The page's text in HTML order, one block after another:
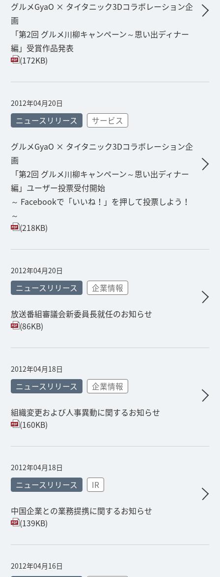
グルメGyaO × タイタニック3Dコラボレーション企
画
「第2回 グルメ川柳キャンペーン～思い出ディナー
編」受賞作品発表
(172KB)
2012年04月20日
ニュースリリース サービス
グルメGyaO × タイタニック3Dコラボレーション企
画
「第2回 グルメ川柳キャンペーン～思い出ディナー
編」ユーザー投票受付開始
～ Facebookで「いいね！」を押して投票しよう！
～
(218KB)
2012年04月20日
ニュースリリース 企業情報
放送番組審議会新委員長就任のお知らせ
(86KB)
2012年04月18日
ニュースリリース 企業情報
組織変更および人事異動に関するお知らせ
(160KB)
2012年04月18日
ニュースリリース IR
中国企業との業務提携に関するお知らせ
(139KB)
2012年04月16日